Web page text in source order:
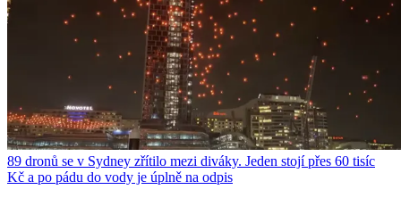
89 dronů se v Sydney zřítilo mezi diváky. Jeden stojí přes 60 tisíc
Kč a po pádu do vody je úplně na odpis